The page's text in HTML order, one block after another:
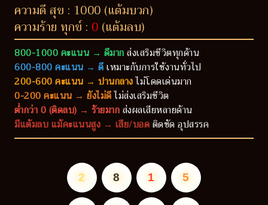
ความดี สุข : 1000 (แต้มบวก)
ความร้าย ทุกข์ : 0 (แต้มลบ)
800-1000 คะแนน → ดีมากส่งเสริมชีวิตทุกด้าน
600-800 คะแนน → ดีเหมาะกับการใช้งานทั่วไป
200-600 คะแนน → ปานกลางไม่โดดเด่นมาก
0-200 คะแนน → ยังไม่ดีไม่ส่งเสริมชีวิต
ต่ำกว่า 0 (ติดลบ) → ร้ายมากส่งผลเสียหลายด้าน
มีแต้มลบ แม้คะแนนสูง → เสีย/บอดติดขัด อุปสรรค
2 8 1 5